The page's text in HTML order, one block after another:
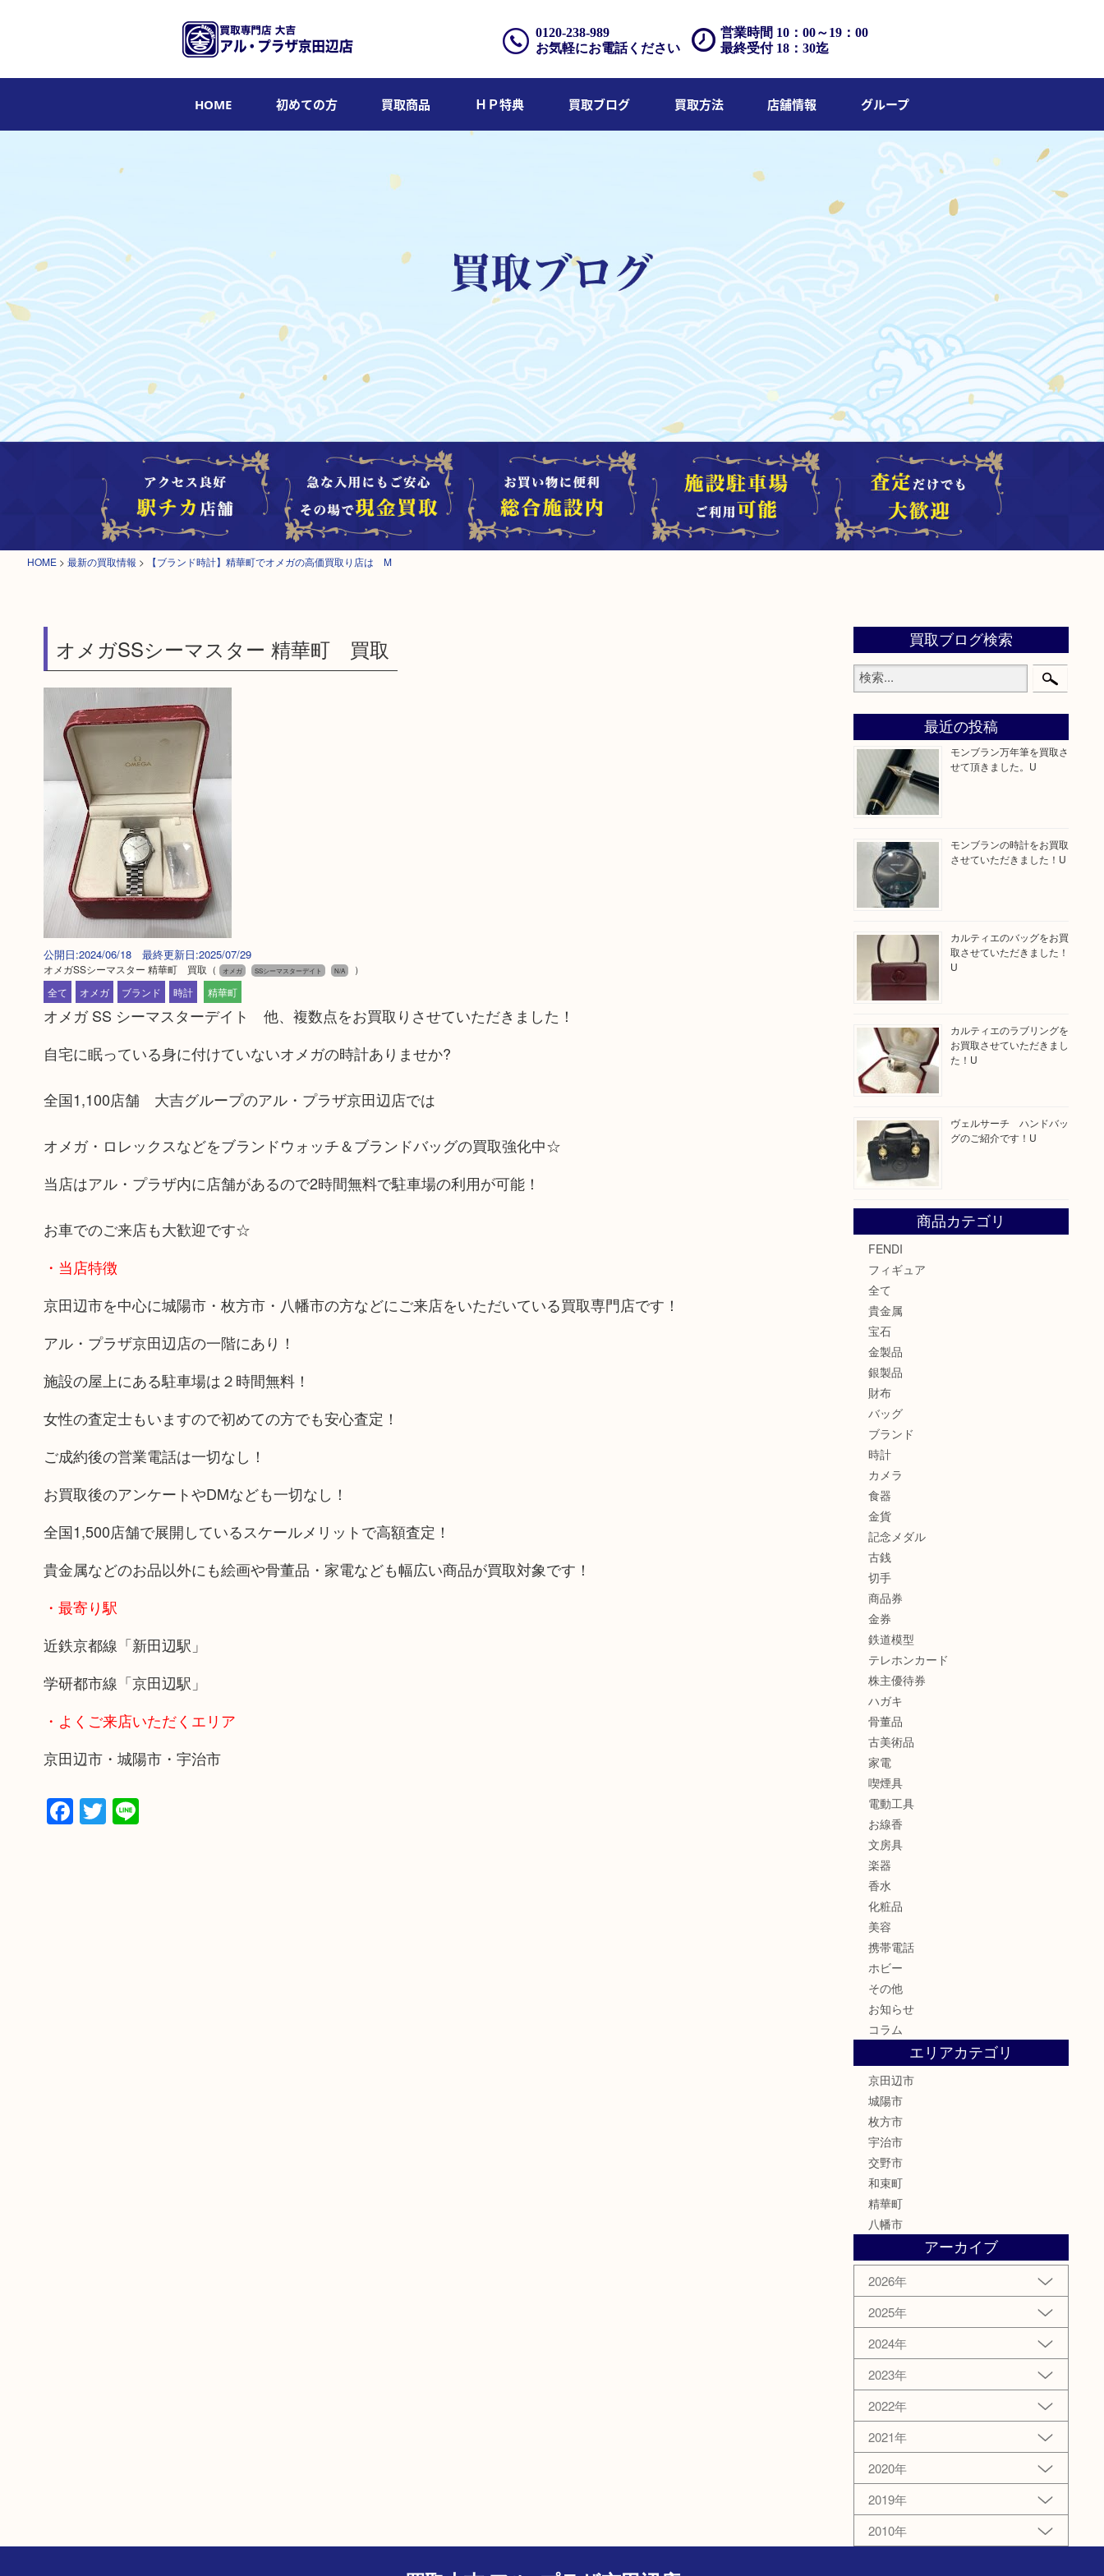
営業時間 10：00～19：00
最終受付 18：30迄
0120-238-989
お気軽にお電話ください
HOME 初めての方 買取商品 ＨＰ特典 買取ブログ 買取方法 店舗情報 グループ
HOME > 最新の買取情報 > 【ブランド時計】精華町でオメガの高価買取り店は M
オメガSSシーマスター 精華町 買取
公開日:2024/06/18 最終更新日:2025/07/29
オメガSSシーマスター 精華町 買取 （ オメガ SSシーマスターデイト N/A
）
全て
オメガ ブランド 時計 精華町
オメガ SS シーマスターデイト 他、複数点をお買取りさせていただきました！
自宅に眠っている身に付けていないオメガの時計ありませか?
全国1,100店舗 大吉グループのアル・プラザ京田辺店では
オメガ・ロレックスなどをブランドウォッチ＆ブランドバッグの買取強化中☆
当店はアル・プラザ内に店舗があるので2時間無料で駐車場の利用が可能！
お車でのご来店も大歓迎です☆
・当店特徴
京田辺市を中心に城陽市・枚方市・八幡市の方などにご来店をいただいている買取専門店です！
アル・プラザ京田辺店の一階にあり！
施設の屋上にある駐車場は２時間無料！
女性の査定士もいますので初めての方でも安心査定！
ご成約後の営業電話は一切なし！
お買取後のアンケートやDMなども一切なし！
全国1,500店舗で展開しているスケールメリットで高額査定！
貴金属などのお品以外にも絵画や骨董品・家電なども幅広い商品が買取対象です！
・最寄り駅
近鉄京都線「新田辺駅」
学研都市線「京田辺駅」
・よくご来店いただくエリア
京田辺市・城陽市・宇治市
Facebook
Twitter
Line
買取ブログ検索
最近の投稿
モンブラン万年筆を買取さ
せて頂きました。U
モンブランの時計をお買取
させていただきました！U
カルティエのバッグをお買
取させていただきました！
U
カルティエのラブリングを
お買取させていただきまし
た！U
ヴェルサーチ ハンドバッ
グのご紹介です！U
商品カテゴリ
FENDI
フィギュア
全て
貴金属
宝石
金製品
銀製品
財布
バッグ
ブランド
時計
カメラ
食器
金貨
記念メダル
古銭
切手
商品券
金券
鉄道模型
テレホンカード
株主優待券
ハガキ
骨董品
古美術品
家電
喫煙具
電動工具
お線香
文房具
楽器
香水
化粧品
美容
携帯電話
ホビー
その他
お知らせ
コラム
エリアカテゴリ
京田辺市
城陽市
枚方市
宇治市
交野市
和束町
精華町
八幡市
アーカイブ
2026年
2025年
2024年
2023年
2022年
2021年
2020年
2019年
2010年